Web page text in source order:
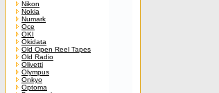
Nikon
Nokia
Numark
Oce
OKI
Okidata
Old Open Reel Tapes
Old Radio
Olivetti
Olympus
Onkyo
Optoma